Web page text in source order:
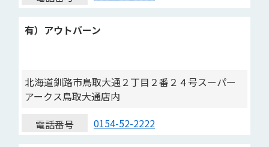
有）アウトバーン
北海道釧路市鳥取大通２丁目２番２４号スーパー
アークス鳥取大通店内
電話番号
0154-52-2222